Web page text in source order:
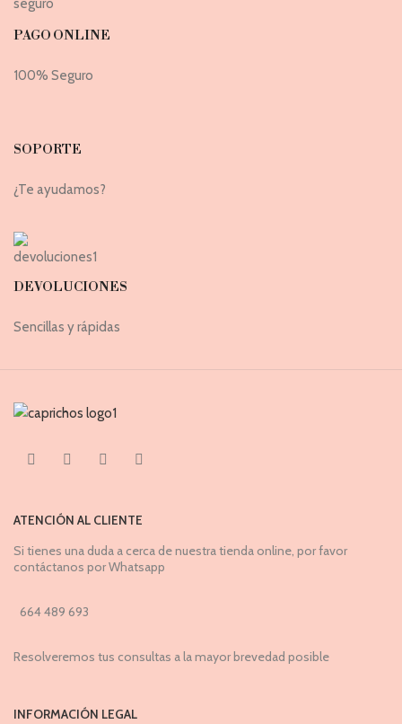
PAGO ONLINE
100% Seguro
SOPORTE
¿Te ayudamos?
DEVOLUCIONES
Sencillas y rápidas
ATENCIÓN AL CLIENTE
Si tienes una duda a cerca de nuestra tienda online, por favor
contáctanos por Whatsapp
664 489 693
Resolveremos tus consultas a la mayor brevedad posible
INFORMACIÓN LEGAL